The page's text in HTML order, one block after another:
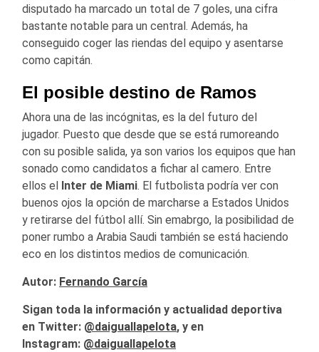
disputado ha marcado un total de 7 goles, una cifra
bastante notable para un central. Además, ha
conseguido coger las riendas del equipo y asentarse
como capitán.
El posible destino de Ramos
Ahora una de las incógnitas, es la del futuro del
jugador. Puesto que desde que se está rumoreando
con su posible salida, ya son varios los equipos que han
sonado como candidatos a fichar al camero. Entre
ellos el Inter de Miami. El futbolista podría ver con
buenos ojos la opción de marcharse a Estados Unidos
y retirarse del fútbol allí. Sin emabrgo, la posibilidad de
poner rumbo a Arabia Saudi también se está haciendo
eco en los distintos medios de comunicación.
Autor: Fernando García
Sigan toda la información y actualidad deportiva
en Twitter: @daiguallapelota, y en
Instagram: @daiguallapelota